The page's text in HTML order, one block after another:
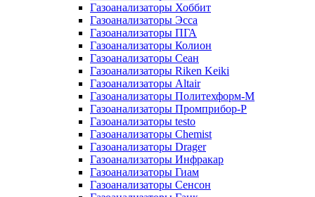
Газоанализаторы Хоббит
Газоанализаторы Эсса
Газоанализаторы ПГА
Газоанализаторы Колион
Газоанализаторы Сеан
Газоанализаторы Riken Keiki
Газоанализаторы Altair
Газоанализаторы Политехформ-М
Газоанализаторы Промприбор-Р
Газоанализаторы testo
Газоанализаторы Chemist
Газоанализаторы Drager
Газоанализаторы Инфракар
Газоанализаторы Гиам
Газоанализаторы Сенсон